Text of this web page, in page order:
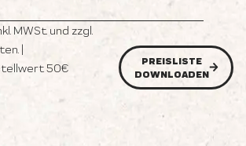
MWSt. und zzgl.
|
50€
PREISLISTE
DOWNLOADEN